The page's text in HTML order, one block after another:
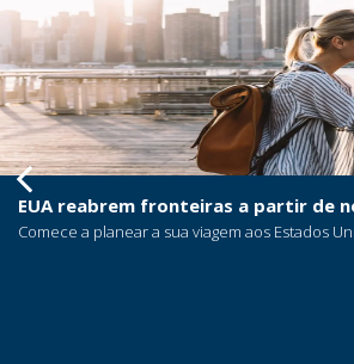
EUA reabrem fronteiras a partir de
Comece a planear a sua viagem aos Estados